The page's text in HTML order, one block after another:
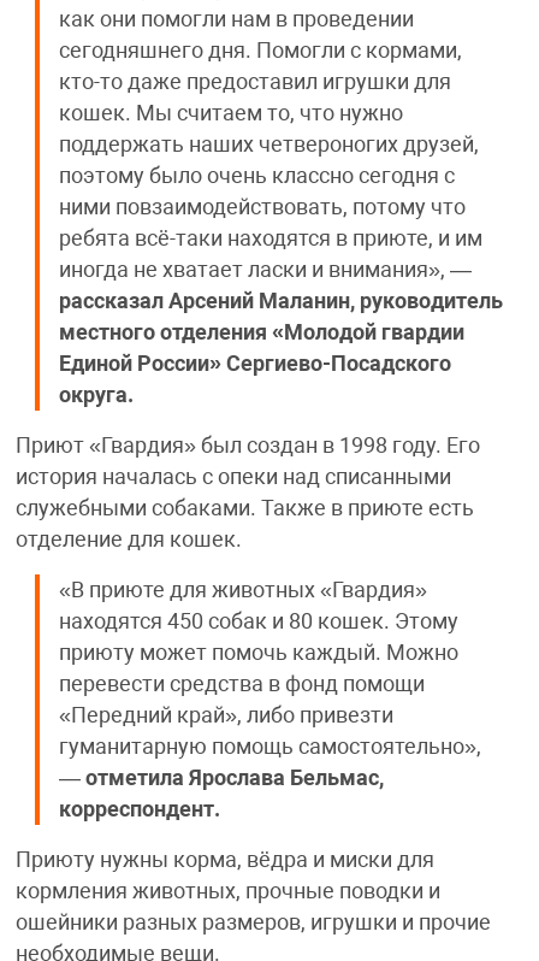
как они помогли нам в проведении
сегодняшнего дня. Помогли с кормами,
кто-то даже предоставил игрушки для
кошек. Мы считаем то, что нужно
поддержать наших четвероногих друзей,
поэтому было очень классно сегодня с
ними повзаимодействовать, потому что
ребята всё-таки находятся в приюте, и им
иногда не хватает ласки и внимания», —
рассказал Арсений Маланин, руководитель
местного отделения «Молодой гвардии
Единой России» Сергиево-Посадского
округа.
Приют «Гвардия» был создан в 1998 году. Его
история началась с опеки над списанными
служебными собаками. Также в приюте есть
отделение для кошек.
«В приюте для животных «Гвардия»
находятся 450 собак и 80 кошек. Этому
приюту может помочь каждый. Можно
перевести средства в фонд помощи
«Передний край», либо привезти
гуманитарную помощь самостоятельно»,
—отметила Ярослава Бельмас,
корреспондент.
Приюту нужны корма, вёдра и миски для
кормления животных, прочные поводки и
ошейники разных размеров, игрушки и прочие
необходимые вещи.